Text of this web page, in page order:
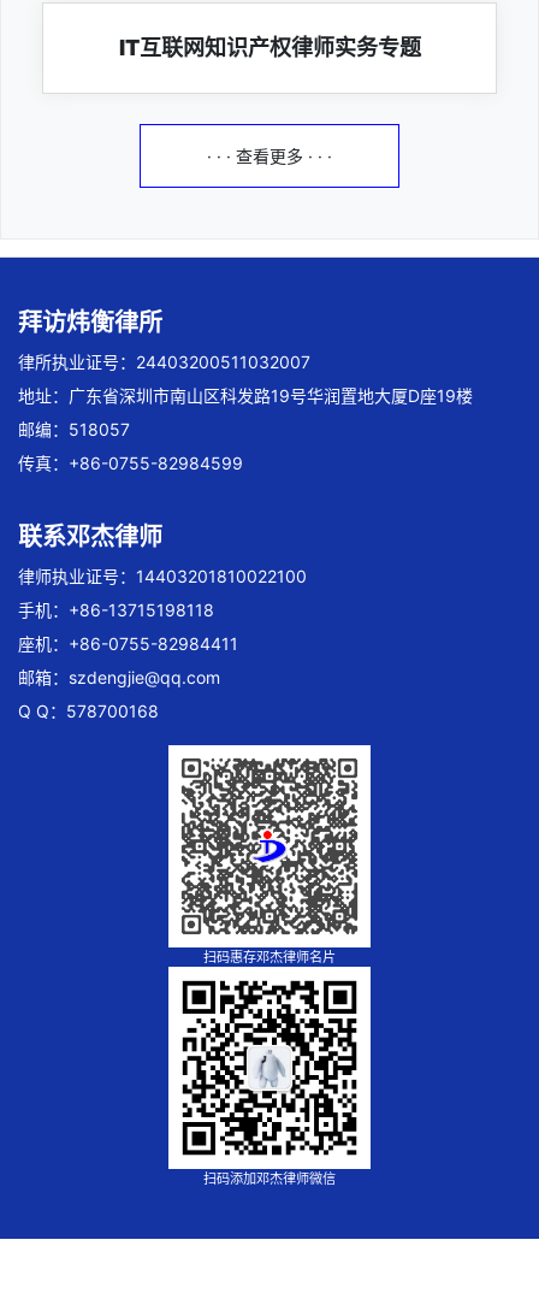
IT互联网知识产权律师实务专题
· · · 查看更多 · · ·
拜访炜衡律所
律所执业证号：24403200511032007
地址：广东省深圳市南山区科发路19号华润置地大厦D座19楼
邮编：518057
传真：+86-0755-82984599
联系邓杰律师
律师执业证号：14403201810022100
手机：+86-13715198118
座机：+86-0755-82984411
邮箱： szdengjie@qq.com
Q Q：578700168
扫码惠存邓杰律师名片
扫码添加邓杰律师微信